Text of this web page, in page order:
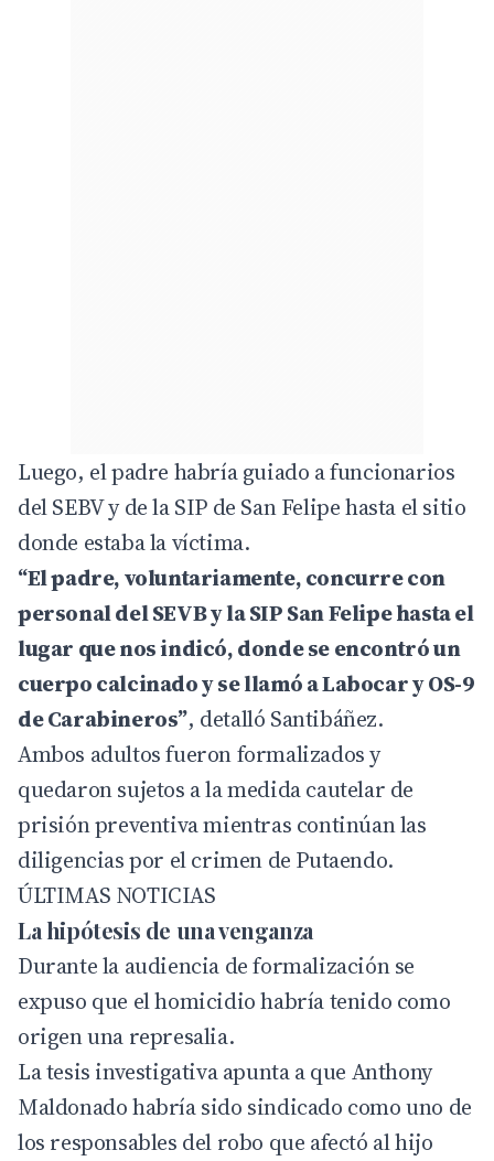
Luego, el padre habría guiado a funcionarios
del SEBV y de la SIP de San Felipe hasta el sitio
donde estaba la víctima.
“El padre, voluntariamente, concurre con
personal del SEVB y la SIP San Felipe hasta el
lugar que nos indicó, donde se encontró un
cuerpo calcinado y se llamó a Labocar y OS-9
de Carabineros”, detalló Santibáñez.
Ambos adultos fueron formalizados y
quedaron sujetos a la medida cautelar de
prisión preventiva mientras continúan las
diligencias por el crimen de Putaendo.
ÚLTIMAS NOTICIAS
La hipótesis de una venganza
Durante la audiencia de formalización se
expuso que el homicidio habría tenido como
origen una represalia.
La tesis investigativa apunta a que Anthony
Maldonado habría sido sindicado como uno de
los responsables del robo que afectó al hijo